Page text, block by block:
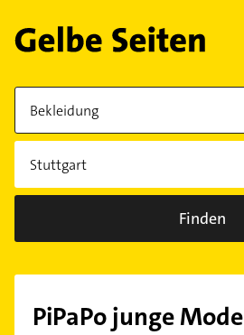
Finden
PiPaPo junge Mode